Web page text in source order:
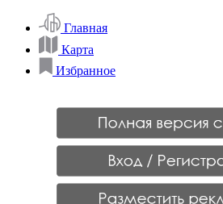
Главная
Карта
Избранное